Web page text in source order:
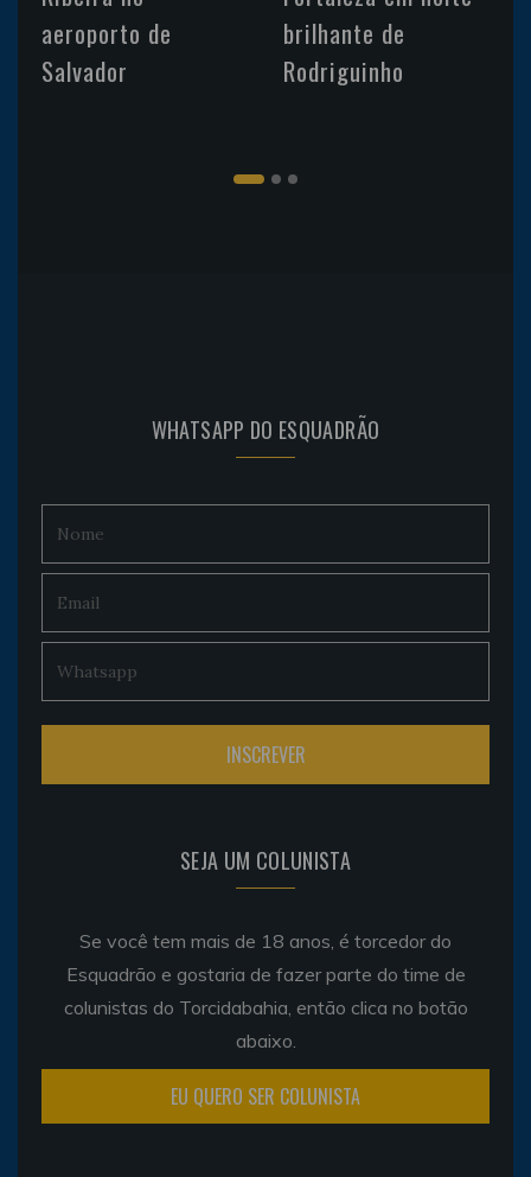
aeroporto de
Salvador
brilhante de
Rodriguinho
WHATSAPP DO ESQUADRÃO
SEJA UM COLUNISTA
Se você tem mais de 18 anos, é torcedor do
Esquadrão e gostaria de fazer parte do time de
colunistas do Torcidabahia, então clica no botão
abaixo.
EU QUERO SER COLUNISTA